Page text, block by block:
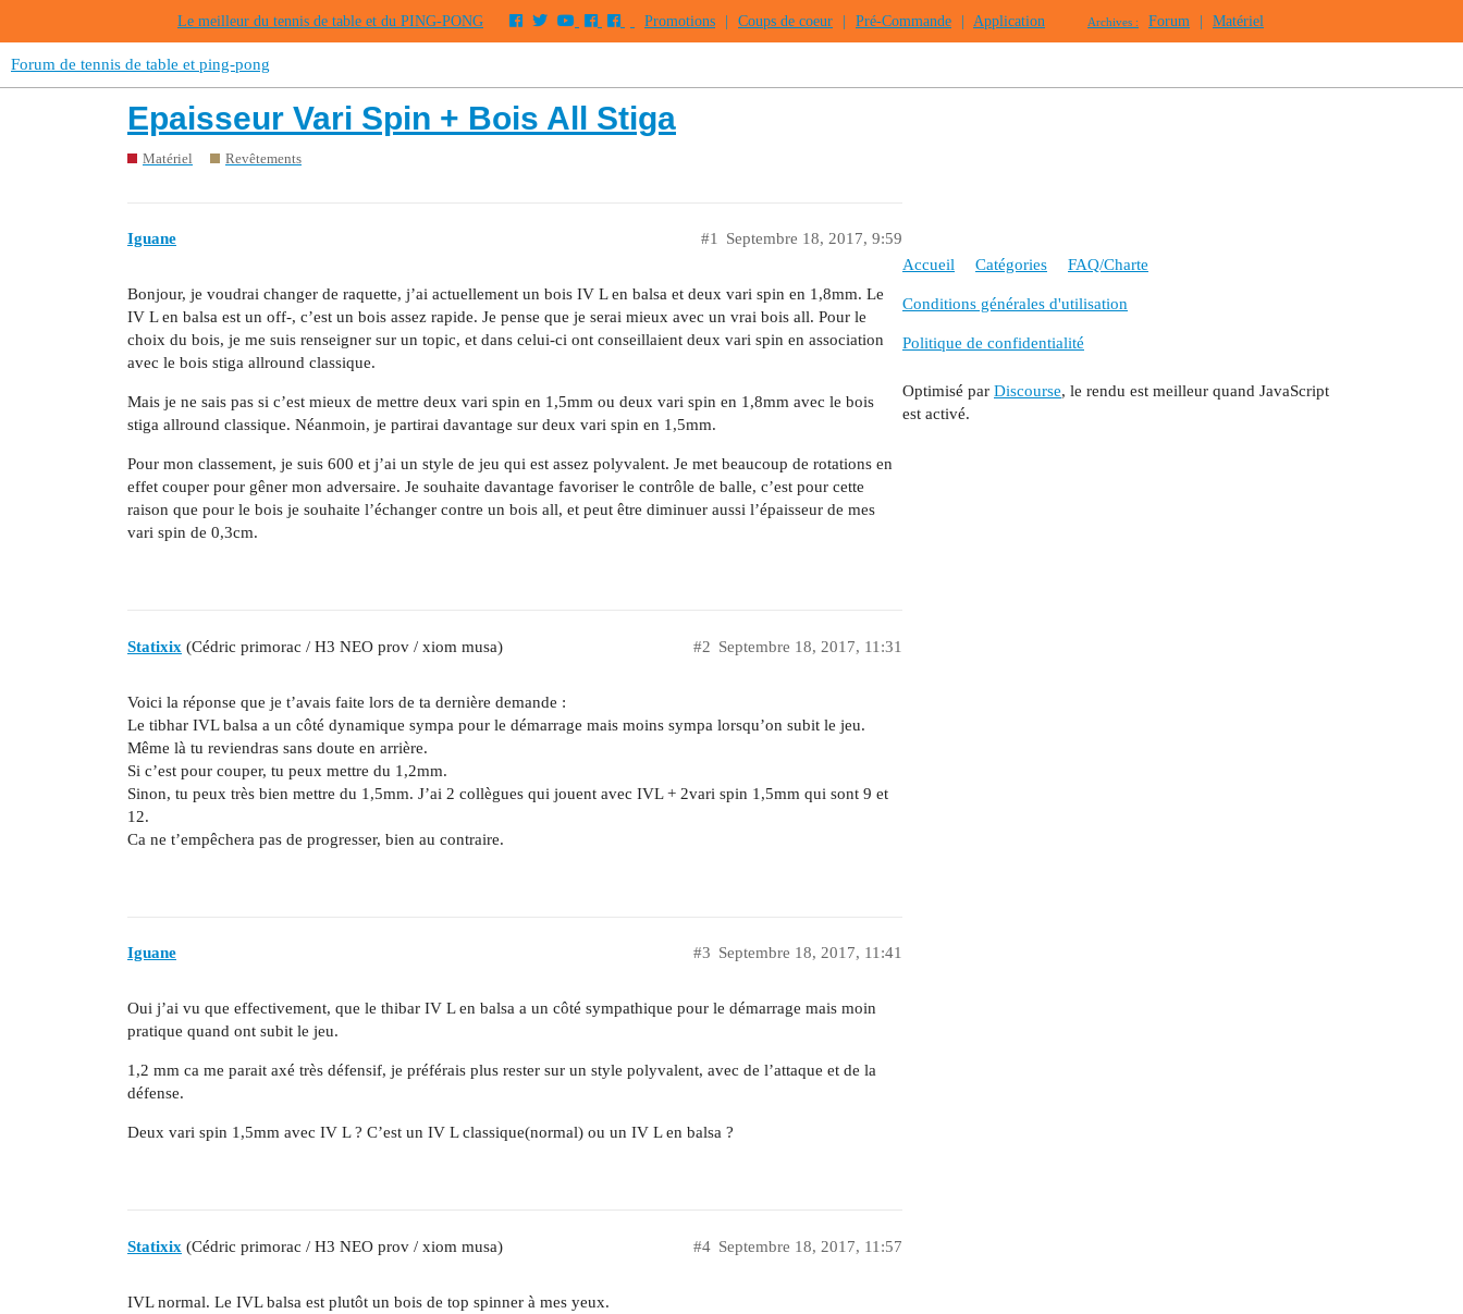
Le meilleur du tennis de table et du PING-PONG Promotions Coups de coeur Pré-Commande Application Archives : Forum Matériel
Forum de tennis de table et ping-pong
Epaisseur Vari Spin + Bois All Stiga
Matériel Revêtements
Iguane Septembre 18, 2017, 9:59
#1
Bonjour, je voudrai changer de raquette, j’ai actuellement un bois IV L en balsa et deux vari spin en 1,8mm. Le
IV L en balsa est un off-, c’est un bois assez rapide. Je pense que je serai mieux avec un vrai bois all. Pour le
choix du bois, je me suis renseigner sur un topic, et dans celui-ci ont conseillaient deux vari spin en association
avec le bois stiga allround classique.
Mais je ne sais pas si c’est mieux de mettre deux vari spin en 1,5mm ou deux vari spin en 1,8mm avec le bois
stiga allround classique. Néanmoin, je partirai davantage sur deux vari spin en 1,5mm.
Pour mon classement, je suis 600 et j’ai un style de jeu qui est assez polyvalent. Je met beaucoup de rotations en
effet couper pour gêner mon adversaire. Je souhaite davantage favoriser le contrôle de balle, c’est pour cette
raison que pour le bois je souhaite l’échanger contre un bois all, et peut être diminuer aussi l’épaisseur de mes
vari spin de 0,3cm.
Statixix (Cédric primorac / H3 NEO prov / xiom musa) Septembre 18, 2017, 11:31
#2
Voici la réponse que je t’avais faite lors de ta dernière demande :
Le tibhar IVL balsa a un côté dynamique sympa pour le démarrage mais moins sympa lorsqu’on subit le jeu.
Même là tu reviendras sans doute en arrière.
Si c’est pour couper, tu peux mettre du 1,2mm.
Sinon, tu peux très bien mettre du 1,5mm. J’ai 2 collègues qui jouent avec IVL + 2vari spin 1,5mm qui sont 9 et
12.
Ca ne t’empêchera pas de progresser, bien au contraire.
Iguane Septembre 18, 2017, 11:41
#3
Oui j’ai vu que effectivement, que le thibar IV L en balsa a un côté sympathique pour le démarrage mais moin
pratique quand ont subit le jeu.
1,2 mm ca me parait axé très défensif, je préférais plus rester sur un style polyvalent, avec de l’attaque et de la
défense.
Deux vari spin 1,5mm avec IV L ? C’est un IV L classique(normal) ou un IV L en balsa ?
Statixix (Cédric primorac / H3 NEO prov / xiom musa) Septembre 18, 2017, 11:57
#4
IVL normal. Le IVL balsa est plutôt un bois de top spinner à mes yeux.
Accueil Catégories FAQ/Charte
Conditions générales d'utilisation
Politique de confidentialité
Optimisé par Discourse, le rendu est meilleur quand JavaScript
est activé.